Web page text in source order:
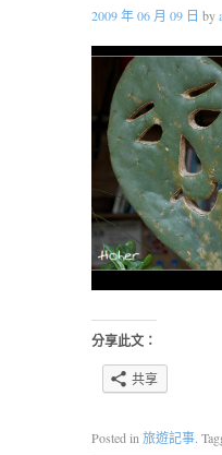
2009 年 06 月 09 日 by
分享此文：
共享
Posted in 旅遊記事.